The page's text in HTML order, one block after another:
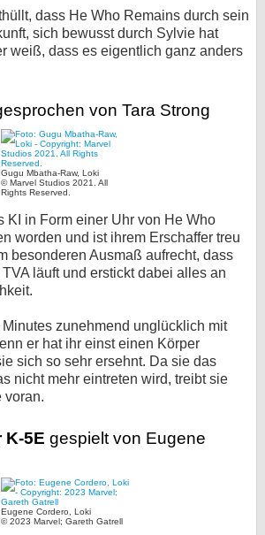
dass He Who Remains durch sein
sich bewusst durch Sylvie hat
weiß, dass es eigentlich ganz anders
von Tara Strong
Gugu Mbatha-Raw, Loki
© Marvel Studios 2021. All
Rights Reserved.
KI in Form einer Uhr von He Who
worden und ist ihrem Erschaffer treu
besonderen Ausmaß aufrecht, dass
läuft und erstickt dabei alles an
Minutes zunehmend unglücklich mit
er hat ihr einst einen Körper
sich so sehr ersehnt. Da sie das
nicht mehr eintreten wird, treibt sie
voran.
K-5E gespielt von Eugene
Eugene Cordero, Loki
© 2023 Marvel; Gareth Gatrell